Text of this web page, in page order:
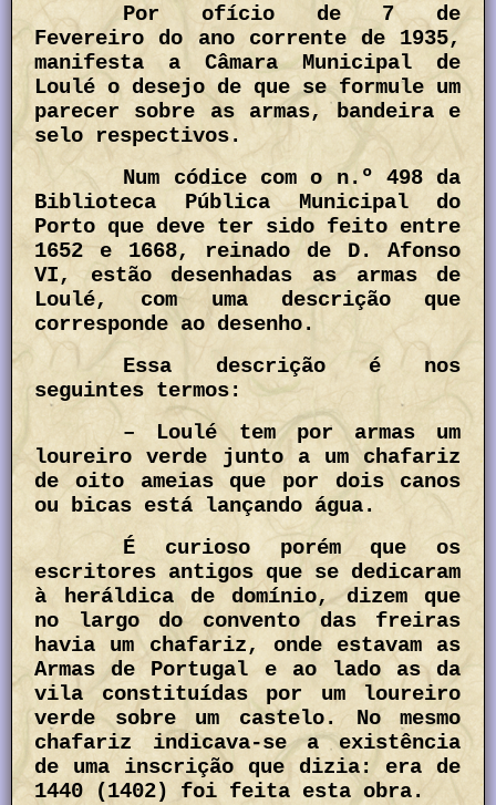
Por ofício de 7 de
Fevereiro do ano corrente de 1935,
manifesta a Câmara Municipal de
Loulé o desejo de que se formule um
parecer sobre as armas, bandeira e
selo respectivos.
Num códice com o n.º 498 da
Biblioteca Pública Municipal do
Porto que deve ter sido feito entre
1652 e 1668, reinado de D. Afonso
VI, estão desenhadas as armas de
Loulé, com uma descrição que
corresponde ao desenho.
Essa descrição é nos
seguintes termos:
– Loulé tem por armas um
loureiro verde junto a um chafariz
de oito ameias que por dois canos
ou bicas está lançando água.
É curioso porém que os
escritores antigos que se dedicaram
à heráldica de domínio, dizem que
no largo do convento das freiras
havia um chafariz, onde estavam as
Armas de Portugal e ao lado as da
vila constituídas por um loureiro
verde sobre um castelo. No mesmo
chafariz indicava-se a existência
de uma inscrição que dizia: era de
1440 (1402) foi feita esta obra.